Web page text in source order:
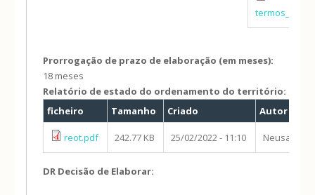
Prorrogação de prazo de elaboração (em meses):
18 meses
Relatório de estado do ordenamento do território:
ficheiro
Tamanho Criado Autor
reot.pdf 242.77 KB 25/02/2022 - 11:10 Neusa
DR Decisão de Elaborar: